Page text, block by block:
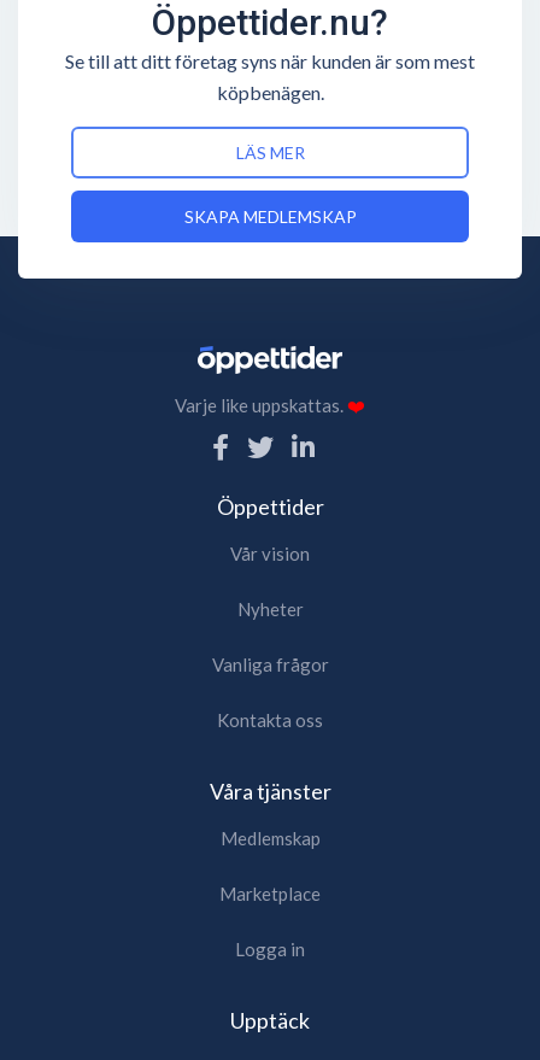
Öppettider.nu?
Se till att ditt företag syns när kunden är som mest
köpbenägen.
LÄS MER
SKAPA MEDLEMSKAP
Varje like uppskattas.❤️
Öppettider
Vår vision
Nyheter
Vanliga frågor
Kontakta oss
Våra tjänster
Medlemskap
Marketplace
Logga in
Upptäck